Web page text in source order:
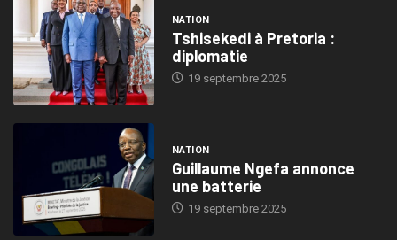
NATION
Tshisekedi à Pretoria :
diplomatie
19 septembre 2025
NATION
Guillaume Ngefa annonce
une batterie
19 septembre 2025